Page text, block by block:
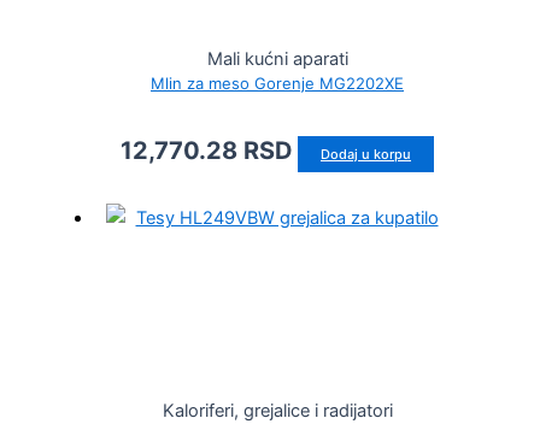
Mali kućni aparati
Mlin za meso Gorenje MG2202XE
12,770.28 RSD Dodaj u korpu
Kaloriferi, grejalice i radijatori